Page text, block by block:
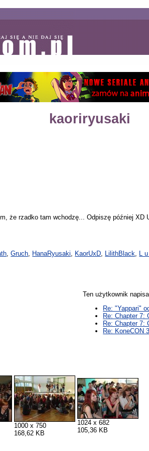
kaoriryusaki
że rzadko tam wchodzę... Odpiszę później XD
,Gruch, HanaRyusaki, KaorUxD, LilithBlack, L
Ten użytkownik
Re: "Yappari"
Re: Chapter 7:
Re: Chapter 7:
Re: KoneCON 3
1000 x 750
168,62 KB
1024 x 682
105,36 KB